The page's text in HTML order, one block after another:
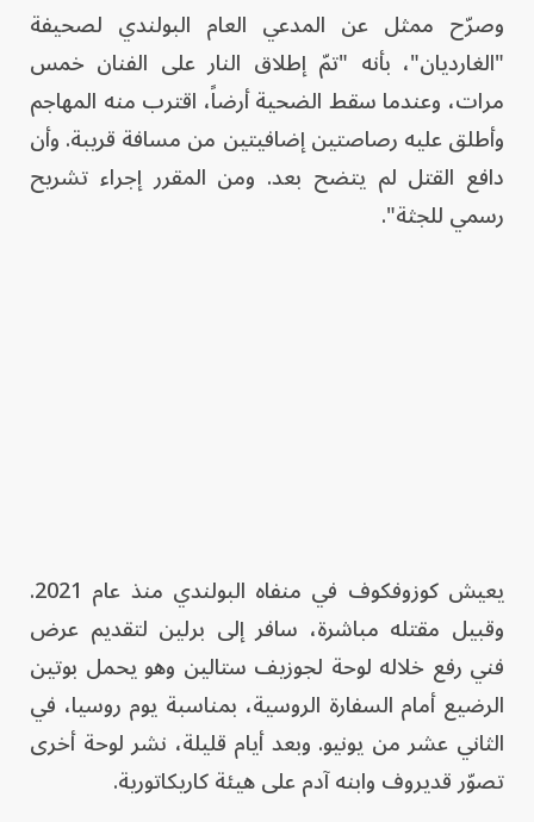
وصرّح ممثل عن المدعي العام البولندي لصحيفة
"الغارديان"، بأنه "تمّ إطلاق النار على الفنان خمس
مرات، وعندما سقط الضحية أرضاً، اقترب منه المهاجم
وأطلق عليه رصاصتين إضافيتين من مسافة قريبة. وأن
دافع القتل لم يتضح بعد. ومن المقرر إجراء تشريح
رسمي للجثة".
يعيش كوزوفكوف في منفاه البولندي منذ عام 2021.
وقبيل مقتله مباشرة، سافر إلى برلين لتقديم عرض
فني رفع خلاله لوحة لجوزيف ستالين وهو يحمل بوتين
الرضيع أمام السفارة الروسية، بمناسبة يوم روسيا، في
الثاني عشر من يونيو. وبعد أيام قليلة، نشر لوحة أخرى
تصوّر قديروف وابنه آدم على هيئة كاريكاتورية.